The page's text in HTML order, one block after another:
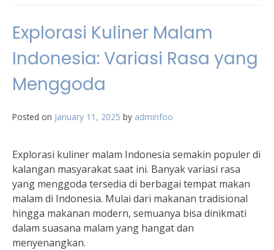
Explorasi Kuliner Malam
Indonesia: Variasi Rasa yang
Menggoda
Posted on January 11, 2025 by adminfoo
Explorasi kuliner malam Indonesia semakin populer di
kalangan masyarakat saat ini. Banyak variasi rasa
yang menggoda tersedia di berbagai tempat makan
malam di Indonesia. Mulai dari makanan tradisional
hingga makanan modern, semuanya bisa dinikmati
dalam suasana malam yang hangat dan
menyenangkan.